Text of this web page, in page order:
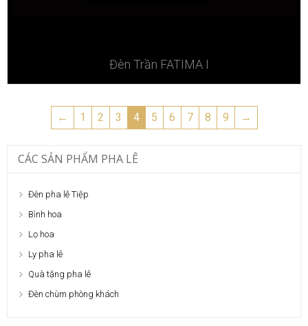
Đèn Trần FATIMA I
← 1 2 3 4 5 6 7 8 9 →
CÁC SẢN PHẨM PHA LÊ
Đèn pha lê Tiệp
Bình hoa
Lọ hoa
Ly pha lê
Quà tặng pha lê
Đèn chùm phòng khách